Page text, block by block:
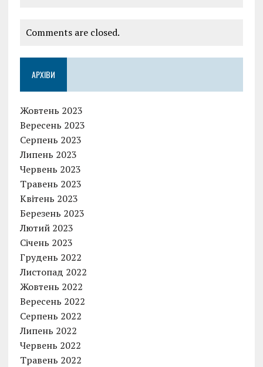
Comments are closed.
АРХІВИ
Жовтень 2023
Вересень 2023
Серпень 2023
Липень 2023
Червень 2023
Травень 2023
Квітень 2023
Березень 2023
Лютий 2023
Січень 2023
Грудень 2022
Листопад 2022
Жовтень 2022
Вересень 2022
Серпень 2022
Липень 2022
Червень 2022
Травень 2022